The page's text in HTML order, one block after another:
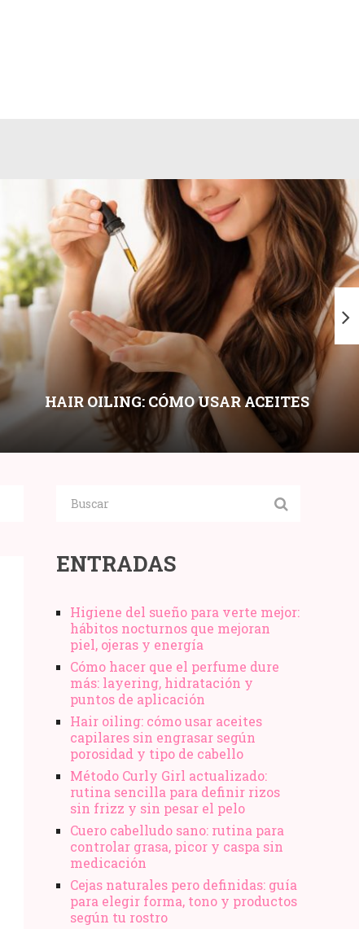
HAIR OILING: CÓMO USAR ACEITES
CAPILARES SIN ENGRASAR SEGÚN
POROSIDAD Y TIPO DE CABELLO
Compartir:
ENTRADAS
Higiene del sueño para verte mejor:
hábitos nocturnos que mejoran
piel, ojeras y energía
Cómo hacer que el perfume dure
más: layering, hidratación y
puntos de aplicación
Hair oiling: cómo usar aceites
capilares sin engrasar según
porosidad y tipo de cabello
Método Curly Girl actualizado:
rutina sencilla para definir rizos
sin frizz y sin pesar el pelo
Cuero cabelludo sano: rutina para
controlar grasa, picor y caspa sin
medicación
Cejas naturales pero definidas: guía
para elegir forma, tono y productos
según tu rostro